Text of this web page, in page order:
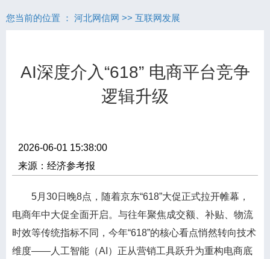
您当前的位置 ： 河北网信网 >> 互联网发展
AI深度介入“618” 电商平台竞争
逻辑升级
2026-06-01 15:38:00
来源：经济参考报
5月30日晚8点，随着京东“618”大促正式拉开帷幕，
电商年中大促全面开启。与往年聚焦成交额、补贴、物流
时效等传统指标不同，今年“618”的核心看点悄然转向技术
维度——人工智能（AI）正从营销工具跃升为重构电商底